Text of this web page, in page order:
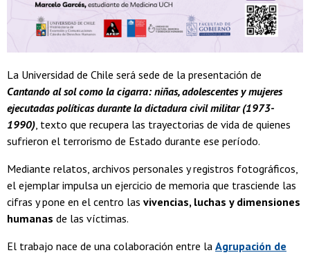
La Universidad de Chile será sede de la presentación de
Cantando al sol como la cigarra: niñas, adolescentes y mujeres
ejecutadas políticas durante la dictadura civil militar (1973-
1990), texto que recupera las trayectorias de vida de quienes
sufrieron el terrorismo de Estado durante ese período.
Mediante relatos, archivos personales y registros fotográficos,
el ejemplar impulsa un ejercicio de memoria que trasciende las
cifras y pone en el centro las vivencias, luchas y dimensiones
humanas de las víctimas.
El trabajo nace de una colaboración entre la Agrupación de